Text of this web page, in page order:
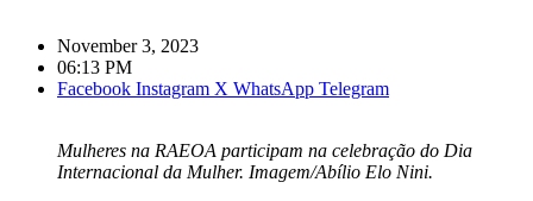
November 3, 2023
06:13 PM
Facebook Instagram X WhatsApp Telegram
Mulheres na RAEOA participam na celebração do Dia
Internacional da Mulher. Imagem/Abílio Elo Nini.